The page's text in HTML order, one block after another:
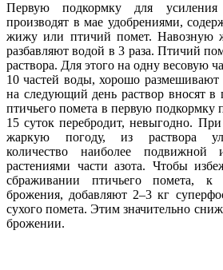
Первую подкормку для усиления
производят в мае удобрениями,
жижу или птичий помет. Навозную
разбавляют водой в 3 раза. Птичий
раствора. Для этого на одну весовую
10 частей воды, хорошо размешивают
на следующий день раствор вносят в
птичьего помета в первую подкормку
15 суток перебродит, невыгодно.
жаркую погоду, из раствора
количество наиболее подвижной
растениями части азота. Чтобы
сбраживании птичьего помета, к
брожения, добавляют 2–3 кг
сухого помета. Этим значительно
брожении.